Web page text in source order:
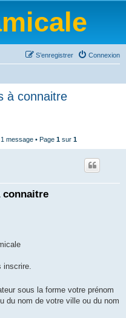
Connexion
S’enregistrer
à connaitre
message • Page 1sur 1
connaitre
sous la forme votre prénom
du nom de votre ville ou du nom